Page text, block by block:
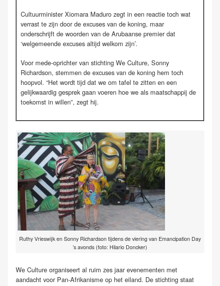
Cultuurminister Xiomara Maduro zegt in een reactie toch wat
verrast te zijn door de excuses van de koning, maar
onderschrijft de woorden van de Arubaanse premier dat
‘welgemeende excuses altijd welkom zijn’.
Voor mede-oprichter van stichting We Culture, Sonny
Richardson, stemmen de excuses van de koning hem toch
hoopvol. “Het wordt tijd dat we om tafel te zitten en een
gelijkwaardig gesprek gaan voeren hoe we als maatschappij de
toekomst in willen”, zegt hij.
Ruthy Vrieswijk en Sonny Richardson tijdens de viering van Emancipation Day
’s avonds (foto: Hilario Doncker)
We Culture organiseert al ruim zes jaar evenementen met
aandacht voor Pan-Afrikanisme op het eiland. De stichting staat